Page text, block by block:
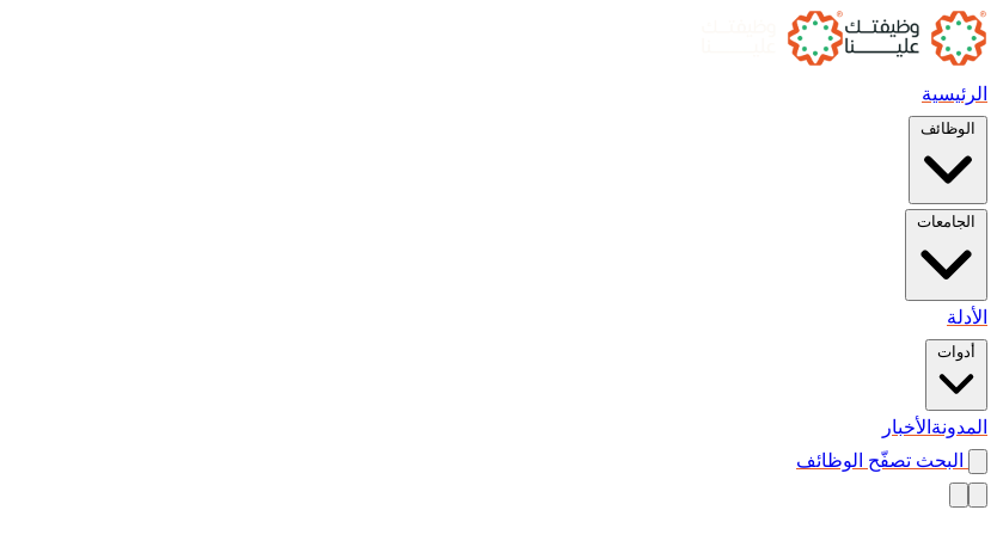
الرئيسية
الوظائف
الجامعات
الأدلة
أدوات
المدونة الأخبار
البحث تصفّح الوظائف